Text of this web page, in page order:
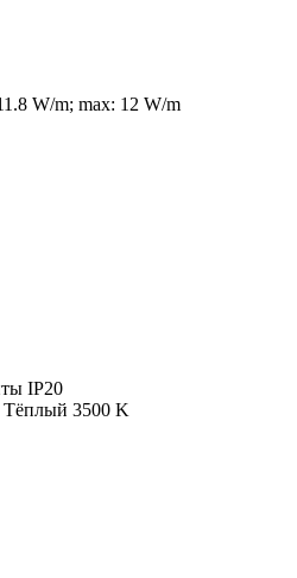
W/m; max: 12 W/m
IP20
Тёплый 3500 K